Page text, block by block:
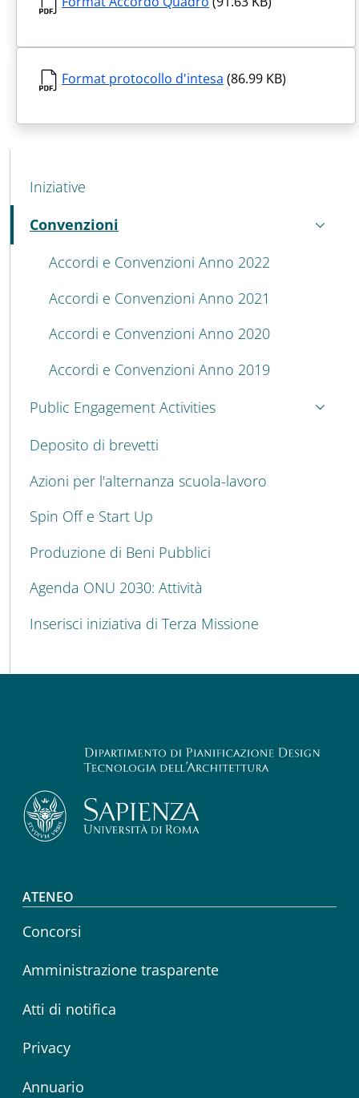
Format protocollo d'intesa (86.99 KB)
MENU CEV SECOND NAVIGATION
Iniziative
Convenzioni
Attivo
Accordi e Convenzioni Anno 2022
Accordi e Convenzioni Anno 2021
Accordi e Convenzioni Anno 2020
Accordi e Convenzioni Anno 2019
Public Engagement Activities
Deposito di brevetti
Azioni per l'alternanza scuola-lavoro
Spin Off e Start Up
Produzione di Beni Pubblici
Agenda ONU 2030: Attività
Inserisci iniziativa di Terza Missione
Footer menu
ATENEO
Concorsi
Amministrazione trasparente
Atti di notifica
Privacy
Annuario